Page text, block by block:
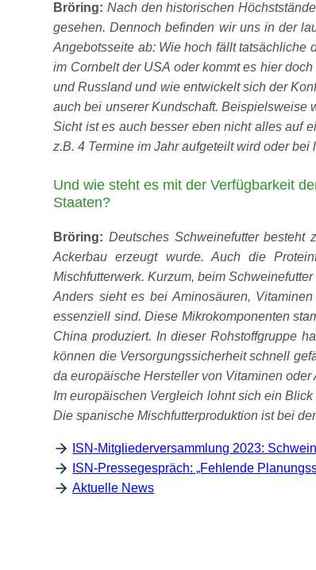
Bröring: Nach den historischen
gesehen. Dennoch befinden wir uns in der
Angebotsseite ab: Wie hoch fällt tatsächliche
im Cornbelt der USA oder kommt es hier
und Russland und wie entwickelt sich der
auch bei unserer Kundschaft. Beispielsweise
Sicht ist es auch besser eben nicht alles auf
z.B. 4 Termine im Jahr aufgeteilt wird oder
Und wie steht es mit der Verfügbarkeit
Staaten?
Bröring: Deutsches Schweinefutter
Ackerbau erzeugt wurde. Auch die
Mischfutterwerk. Kurzum, beim
Anders sieht es bei Aminosäuren,
essenziell sind. Diese Mikrokomponenten
China produziert. In dieser Rohstoffgruppe
können die Versorgungssicherheit schnell
da europäische Hersteller von Vitaminen
Im europäischen Vergleich lohnt sich ein
Die spanische Mischfutterproduktion ist bei
ISN-Mitgliederversammlung 2023:
ISN-Pressegespräch: „Fehlende
Aktuelle News